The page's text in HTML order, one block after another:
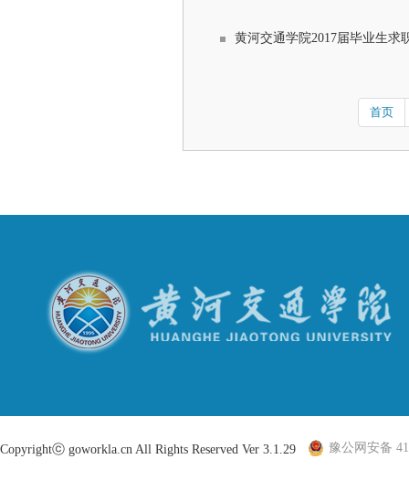
黄河交通学院2017届毕业生求
首页
Copyrightⓒ goworkla.cn All Rights Reserved Ver 3.1.29 豫公网安备